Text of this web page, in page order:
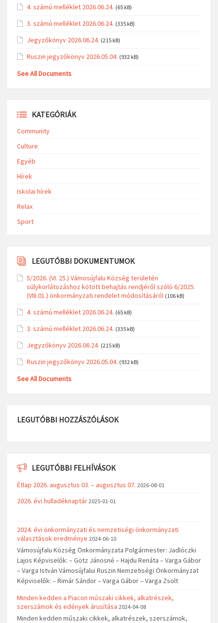
4. számú melléklet 2026.06.24. (65 kB)
3. számú melléklet 2026.06.24. (335 kB)
Jegyzőkönyv 2026.06.24. (215 kB)
Ruszin jegyzőkönyv 2026.05.04. (932 kB)
See All Documents
KATEGÓRIÁK
Community
Culture
Egyéb
Hírek
Iskolai hírek
Relax
Sport
LEGUTÓBBI DOKUMENTUMOK
5/2026. (VI. 25.) Vámosújfalu Község területén
súlykorlátozáshoz kötött behajtás rendjéről szóló 6/2025.
(VIII.01.) önkormányzati rendelet módosításáról (106 kB)
4. számú melléklet 2026.06.24. (65 kB)
3. számú melléklet 2026.06.24. (335 kB)
Jegyzőkönyv 2026.06.24. (215 kB)
Ruszin jegyzőkönyv 2026.05.04. (932 kB)
See All Documents
LEGUTÓBBI HOZZÁSZÓLÁSOK
LEGUTÓBBI FELHÍVÁSOK
Étlap 2026. augusztus 03. – augusztus 07. 2026-08-01
2026. évi hulladéknaptár 2025-01-01
2024. évi önkormányzati és nemzetiségi önkormányzati
választások eredménye 2024-06-10
Vámosújfalu Község Önkormányzata Polgármester: Jadlóczki
Lajos Képviselők: – Götz Jánosné – Hajdu Renáta – Varga Gábor
– Varga István Vámosújfalui Ruszin Nemzetiségi Önkormányzat
Képviselők: – Rimár Sándor – Varga Gábor – Varga Zsolt
Minden kedden a Piacon műszaki cikkek, alkatrészek,
szerszámok és edények árusítása 2024-04-08
Minden kedden műszaki cikkek, alkatrészek, szerszámok,